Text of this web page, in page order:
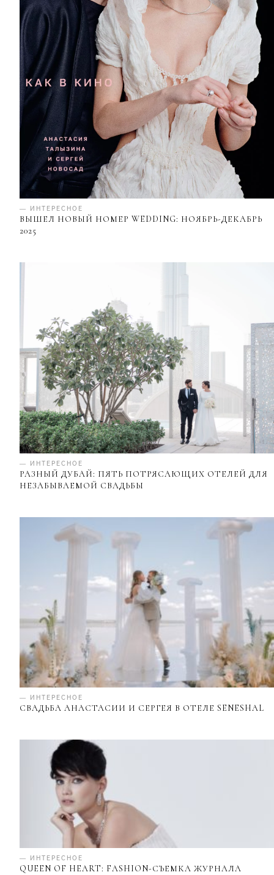
— ИНТЕРЕСНОЕ
ВЫШЕЛ НОВЫЙ НОМЕР WEDDING: НОЯБРЬ-ДЕКАБРЬ
2025
— ИНТЕРЕСНОЕ
РАЗНЫЙ ДУБАЙ: ПЯТЬ ПОТРЯСАЮЩИХ ОТЕЛЕЙ ДЛЯ
НЕЗАБЫВАЕМОЙ СВАДЬБЫ
— ИНТЕРЕСНОЕ
СВАДЬБА АНАСТАСИИ И СЕРГЕЯ В ОТЕЛЕ SENESHAL
— ИНТЕРЕСНОЕ
QUEEN OF HEART: FASHION-СЪЕМКА ЖУРНАЛА